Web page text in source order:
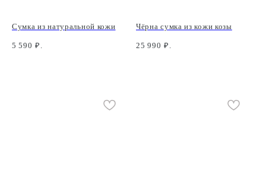
Сумка из натуральной кожи
5 590 ₽.
Чёрна сумка из кожи козы
25 990 ₽.